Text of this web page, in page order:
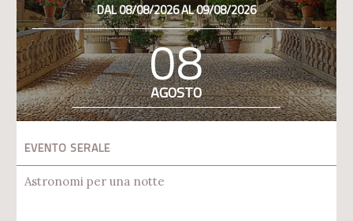
DAL 08/08/2026 AL 09/08/2026
08
AGOSTO
EVENTO SERALE
Astronomi per una notte